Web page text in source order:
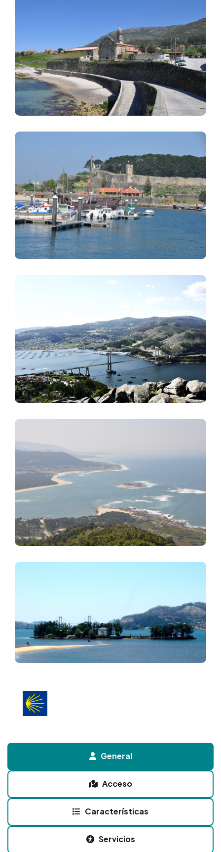
Imagen
Imagen
Imagen
General
Acceso
Características
Servicios